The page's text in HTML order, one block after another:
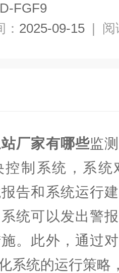
FGF9
2025-09-15 | 阅
厂家有哪些监
控制系统，系统
告和系统运行
统可以发出警
。此外，通过
系统的运行策略